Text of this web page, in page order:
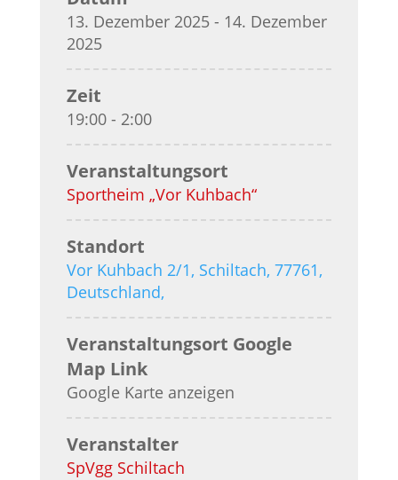
13. Dezember 2025 - 14. Dezember
2025
Zeit
19:00 - 2:00
Veranstaltungsort
Sportheim „Vor Kuhbach“
Standort
Vor Kuhbach 2/1, Schiltach, 77761,
Deutschland,
Veranstaltungsort Google
Map Link
Google Karte anzeigen
Veranstalter
SpVgg Schiltach